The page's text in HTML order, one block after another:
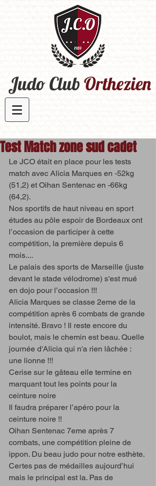
Judo ClubOrthezien​
Test Match zone sud cadet
Le JCO était en place pour les tests
match avec Alicia Marques en -52kg
(51,2) et Oihan Sentenac en -66kg
(64,2).
Nos sportifs de haut niveau en sport
études au pôle espoir de Bordeaux ont
l’occasion de participer à cette
compétition, la première depuis 6
mois....
Le palais des sports de Marseille (juste
devant le stade vélodrome) s'est mué
en dojo pour l’occasion !!!
Alicia Marques se classe 2eme de la
compétition après 6 combats de grande
intensité. Bravo ! Il reste encore du
boulot, mais le chemin est beau. Quelle
journée d'Alicia qui n'a rien lâchée :
une lionne !!!
Cerise sur le gâteau elle termine en
marquant tout les points pour la
ceinture noire
Il faudra préparer l’apéro pour la
ceinture noire !!
Oihan Sentenac 7eme après 7
combats, une compétition pleine de
ippon. Du beau judo pour notre esthète.
Certes pas de médailles aujourd’hui
mais le principal est la. Pas de